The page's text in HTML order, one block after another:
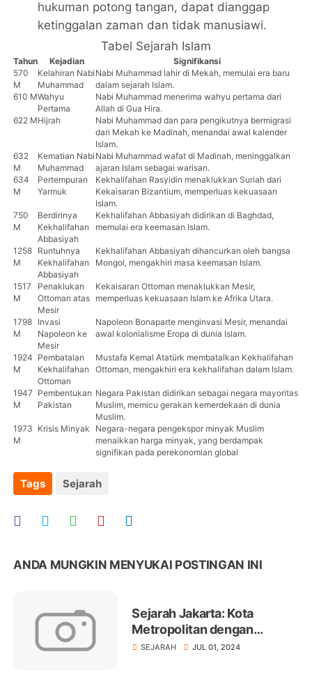
hukuman potong tangan, dapat dianggap
ketinggalan zaman dan tidak manusiawi.
Tabel Sejarah Islam
Tahun Kejadian
Signifikansi
570
M
Kelahiran Nabi
Muhammad
Nabi Muhammad lahir di Mekah, memulai era baru
dalam sejarah Islam.
610 MWahyu
Pertama
Nabi Muhammad menerima wahyu pertama dari
Allah di Gua Hira.
622 MHijrah
Nabi Muhammad dan para pengikutnya bermigrasi
dari Mekah ke Madinah, menandai awal kalender
Islam.
632
M
Kematian Nabi
Muhammad
Nabi Muhammad wafat di Madinah, meninggalkan
ajaran Islam sebagai warisan.
634
M
Pertempuran
Yarmuk
Kekhalifahan Rasyidin menaklukkan Suriah dari
Kekaisaran Bizantium, memperluas kekuasaan
Islam.
750
M
Berdirinya
Kekhalifahan
Abbasiyah
Kekhalifahan Abbasiyah didirikan di Baghdad,
memulai era keemasan Islam.
1258
M
Runtuhnya
Kekhalifahan
Abbasiyah
Kekhalifahan Abbasiyah dihancurkan oleh bangsa
Mongol, mengakhiri masa keemasan Islam.
1517
M
Penaklukan
Ottoman atas
Mesir
Kekaisaran Ottoman menaklukkan Mesir,
memperluas kekuasaan Islam ke Afrika Utara.
1798
M
Invasi
Napoleon ke
Mesir
Napoleon Bonaparte menginvasi Mesir, menandai
awal kolonialisme Eropa di dunia Islam.
1924
M
Pembatalan
Kekhalifahan
Ottoman
Mustafa Kemal Atatürk membatalkan Kekhalifahan
Ottoman, mengakhiri era kekhalifahan dalam Islam.
1947
M
Pembentukan
Pakistan
Negara Pakistan didirikan sebagai negara mayoritas
Muslim, memicu gerakan kemerdekaan di dunia
Muslim.
1973
M
Krisis Minyak
Negara-negara pengekspor minyak Muslim
menaikkan harga minyak, yang berdampak
signifikan pada perekonomian global
Tags Sejarah
ANDA MUNGKIN MENYUKAI POSTINGAN INI
Sejarah Jakarta: Kota
Metropolitan dengan
Sejarah Panjang dan Kaya
SEJARAH JUL 01, 2024